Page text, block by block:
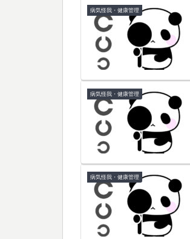
病気怪我・健康管理
病気怪我・健康管理
病気怪我・健康管理